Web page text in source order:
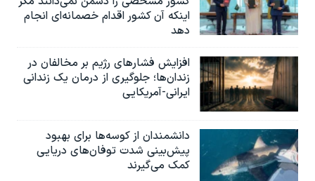
اینکه آن کشور اقدام خصمانه‌ای انجام
دهد
افزایش فشارهای رژیم بر مخالفان در
زندان‌ها؛ جلوگیری از درمان یک زندانی
ایرانی-آمریکایی
دانشمندان از کوسه‌ها برای بهبود
پیش‌بینی شدت توفان‌های دریایی
کمک می‌گیرند